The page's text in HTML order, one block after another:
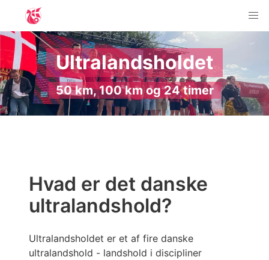
Ultralandsholdet
50 km, 100 km og 24 timer
Hvad er det danske
ultralandshold?
Ultralandsholdet er et af fire danske
ultralandshold - landshold i discipliner